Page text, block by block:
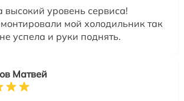
высокий уровень сервиса!
мой холодильник так
успела и руки поднять.
Матвей